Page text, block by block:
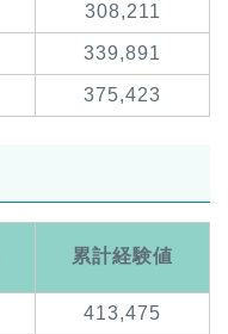
308,211
339,891
375,423
累計経験値
413,475